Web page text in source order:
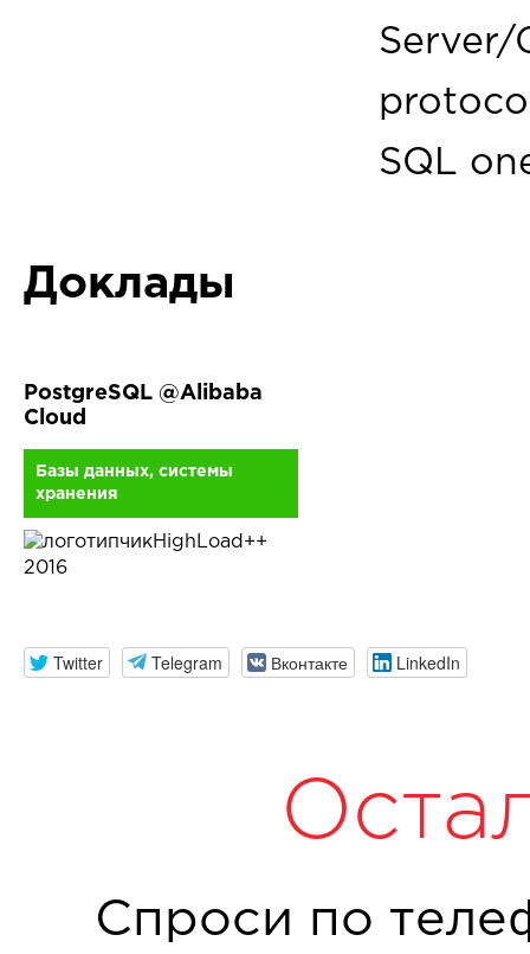
Server/
SQL
Доклады
PostgreSQL @Alibaba
Cloud
Базы данных, системы
хранения
HighLoad++
2016
Twitter Telegram Вконтакте LinkedIn
Спроси по